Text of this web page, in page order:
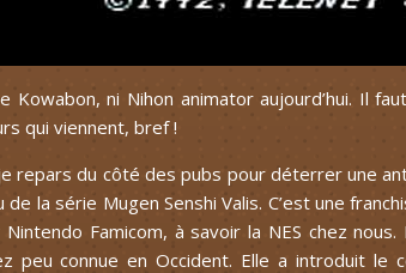
Kowabon, ni Nihon animator aujourd’hui. Il
qui viennent, bref !
repars du côté des pubs pour déterrer une
la série Mugen Senshi Valis. C’est une
Nintendo Famicom, à savoir la NES chez
peu connue en Occident. Elle a introduit le